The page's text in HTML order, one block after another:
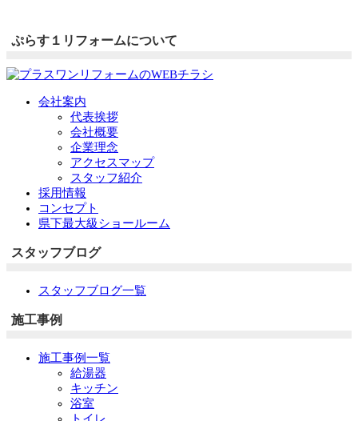
ぷらす１リフォームについて
会社案内
代表挨拶
会社概要
企業理念
アクセスマップ
スタッフ紹介
採用情報
コンセプト
県下最大級ショールーム
スタッフブログ
スタッフブログ一覧
施工事例
施工事例一覧
給湯器
キッチン
浴室